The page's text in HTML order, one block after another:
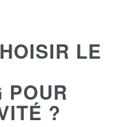
LE
POUR
?